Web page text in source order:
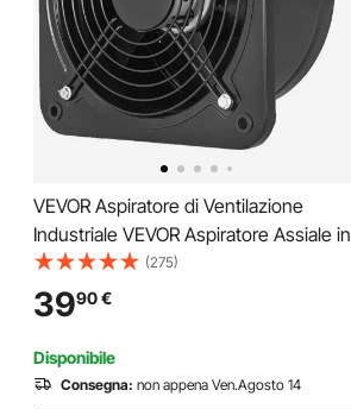
VEVOR Aspiratore di Ventilazione
Industriale VEVOR Aspiratore Assiale in
Metallo 250MM / 10 pollici Ventilatore
Estrattore d'Aria (250MM / 10 pollici)
(275)
3990€
Disponibile
Consegna: non appena Ven.Agosto 14